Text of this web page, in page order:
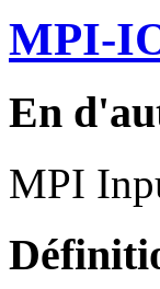
MPI-
En
MPI